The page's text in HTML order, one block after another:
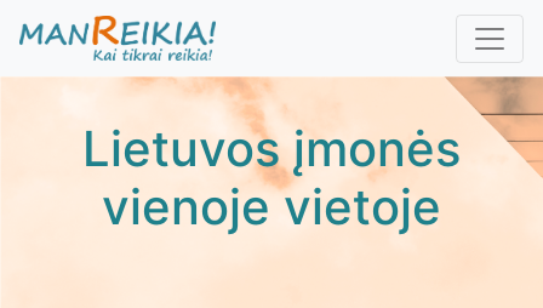
pagrindinį
Lietuvos įmonės
vienoje vietoje